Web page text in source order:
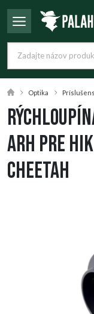
Optika
ARH pre
Cheetah